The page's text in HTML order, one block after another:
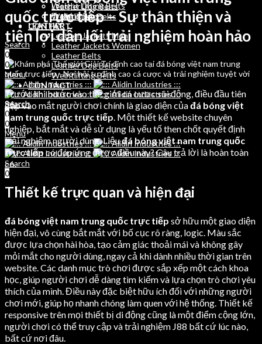
Leather Dog Belts
Weihtlifting Belts
CONTACT
Search
0
0
Menu
Search
0
Weight Lifting Belts
Training Bibs
LEATHER
Leather Jackets Men
Leather Jackets Women
Leather Belts
Leather Dog Belts
Weihtlifting Belts
CONTACT
Search
0
0
Menu
Search
0
quốc trực tiếp – Sự thân thiện và
tiện lợi dẫn lối trải nghiệm hoàn hảo
Trước khi bước vào thế giới cá cược sôi động, điều đầu tiên
đập vào mắt người chơi chính là giao diện củađá bóng việt
nam trung quốc trực tiếp. Một thiết kế website chuyên
nghiệp, bắt mắt và dễ sử dụng là yếu tố then chốt quyết định
trải nghiệm người dùng. Liệuđá bóng việt nam trung quốc
trực tiếp có đáp ứng được điều này? Câu trả lời là hoàn toàn
có.
Thiết kế trực quan và hiện đại
đá bóng việt nam trung quốc trực tiếp sở hữu một giao diện
hiện đại, vô cùng bắt mắt với bố cục rõ ràng, logic. Màu sắc
được lựa chọn hài hòa, tạo cảm giác thoải mái và không gây
mỏi mắt cho người dùng, ngay cả khi dành nhiều thời gian trên
website. Các danh mục trò chơi được sắp xếp một cách khoa
học, giúp người chơi dễ dàng tìm kiếm và lựa chọn trò chơi yêu
thích của mình. Điều này đặc biệt hữu ích đối với những người
chơi mới, giúp họ nhanh chóng làm quen với hệ thống. Thiết kế
responsive trên mọi thiết bị di động cũng là một điểm cộng lớn,
người chơi có thể truy cập và trải nghiệm J88 bất cứ lúc nào,
bất cứ nơi đâu.